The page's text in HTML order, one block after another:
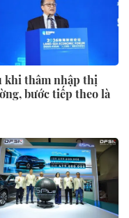
khi thâm nhập thị
bước tiếp theo là